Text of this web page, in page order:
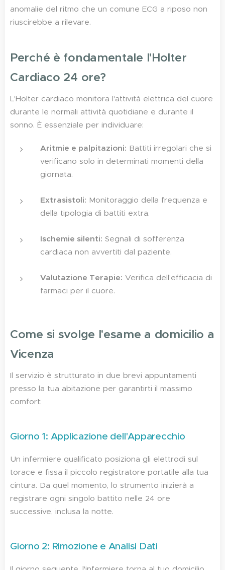
anomalie del ritmo che un comune ECG a riposo non
riuscirebbe a rilevare.
Perché è fondamentale l'Holter
Cardiaco 24 ore?
L'Holter cardiaco monitora l'attività elettrica del cuore
durante le normali attività quotidiane e durante il
sonno. È essenziale per individuare:
Aritmie e palpitazioni: Battiti irregolari che si
verificano solo in determinati momenti della
giornata.
Extrasistoli: Monitoraggio della frequenza e
della tipologia di battiti extra.
Ischemie silenti: Segnali di sofferenza
cardiaca non avvertiti dal paziente.
Valutazione Terapie: Verifica dell'efficacia di
farmaci per il cuore.
Come si svolge l'esame a domicilio a
Vicenza
Il servizio è strutturato in due brevi appuntamenti
presso la tua abitazione per garantirti il massimo
comfort:
Giorno 1: Applicazione dell'Apparecchio
Un infermiere qualificato posiziona gli elettrodi sul
torace e fissa il piccolo registratore portatile alla tua
cintura. Da quel momento, lo strumento inizierà a
registrare ogni singolo battito nelle 24 ore
successive, inclusa la notte.
Giorno 2: Rimozione e Analisi Dati